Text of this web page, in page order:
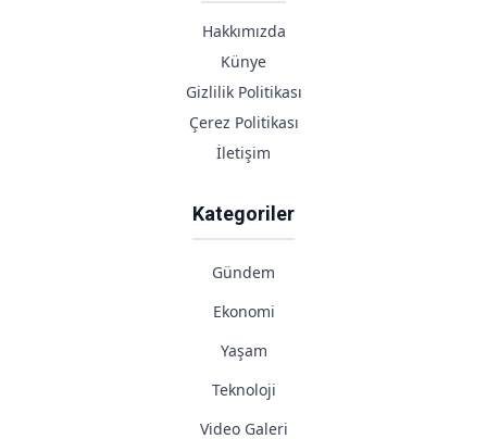
Hakkımızda
Künye
Gizlilik Politikası
Çerez Politikası
İletişim
Kategoriler
Gündem
Ekonomi
Yaşam
Teknoloji
Video Galeri